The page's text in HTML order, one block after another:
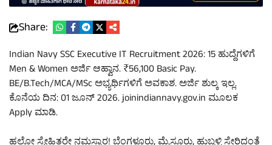
Share:
Indian Navy SSC Executive IT Recruitment 2026: 15 ಹುದ್ದೆಗಳಿಗೆ
Men & Women ಅರ್ಜಿ ಆಹ್ವಾನ. ₹56,100 Basic Pay.
BE/B.Tech/MCA/MSc ಅಭ್ಯರ್ಥಿಗಳಿಗೆ ಅವಕಾಶ. ಅರ್ಜಿ ಶುಲ್ಕ ಇಲ್ಲ.
ಕೊನೆಯ ದಿನ: 01 ಜೂನ್ 2026. joinindiannavy.gov.in ಮೂಲಕ
Apply ಮಾಡಿ.